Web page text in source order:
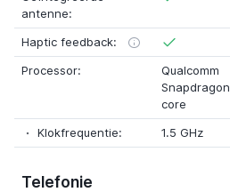
antenne:
Haptic feedback:
Processor:
Qualcomm
Snapdragon
core
Klokfrequentie: 1.5 GHz
Telefonie